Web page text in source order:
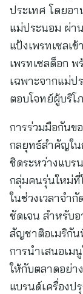
ประเทศ โดยอ
แม่ประนอม ผ่า
แป้งเพรทเซลเ
เพรทเซลด็อก
เฉพาะจากแม่ป
ตอบโจทย์ผู้บริโ
การร่วมมือกันข
กลยุทธ์สำคัญใน
ชิดระหว่างแบร
กลุ่มคนรุ่นใหม่
ในช่วงเวลาจำ
ชัดเจน สำหรับ
สัญชาติอเมริกัน
การนำเสนอเม
ให้กับตลาดอย่า
แบรนด์เครื่องป